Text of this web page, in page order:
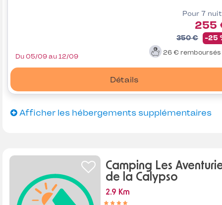
Pour 7
255
350 € -25
26 € remboursés
Détails
Du 05/09 au 12/09
Afficher les hébergements supplémentaires
Camping Les
de la Calypso
2.9 Km